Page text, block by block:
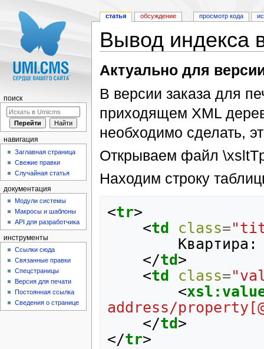
Вывод индекса
Актуально для
В версии заказа для
приходящем XML
необходимо сделать,
Открываем файл
Находим строку
<tr>
<td class=
</td>
<td class=
<
address/
</td>
</tr>
статья обсуждение просмотр кода
поиск
навигация
Заглавная страница
Свежие правки
Случайная статья
документация
Модули системы
Макросы и шаблоны
API для разработчика
инструменты
Ссылки сюда
Связанные правки
Спецстраницы
Версия для печати
Постоянная ссылка
Сведения о странице